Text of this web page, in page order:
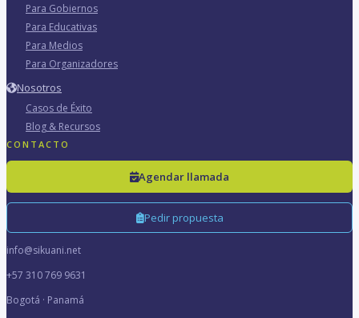
Para Gobiernos
Para Educativas
Para Medios
Para Organizadores
Nosotros
Casos de Éxito
Blog & Recursos
CONTACTO
Agendar llamada
Pedir propuesta
info@sikuani.net
+57 310 769 9631
Bogotá · Panamá